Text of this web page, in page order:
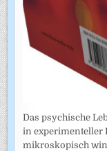
Das psychische
in experimenteller
mikroskopisch